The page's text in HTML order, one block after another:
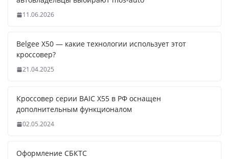
11.06.2026
Belgee X50 — какие технологии использует этот
кроссовер?
21.04.2025
Кроссовер серии BAIC X55 в РФ оснащен
дополнительным функционалом
02.05.2024
Оформление СБКТС